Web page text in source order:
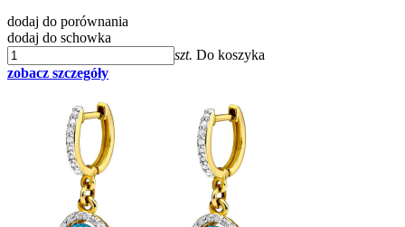
dodaj do porównania
dodaj do schowka
szt. Do koszyka
zobacz szczegóły